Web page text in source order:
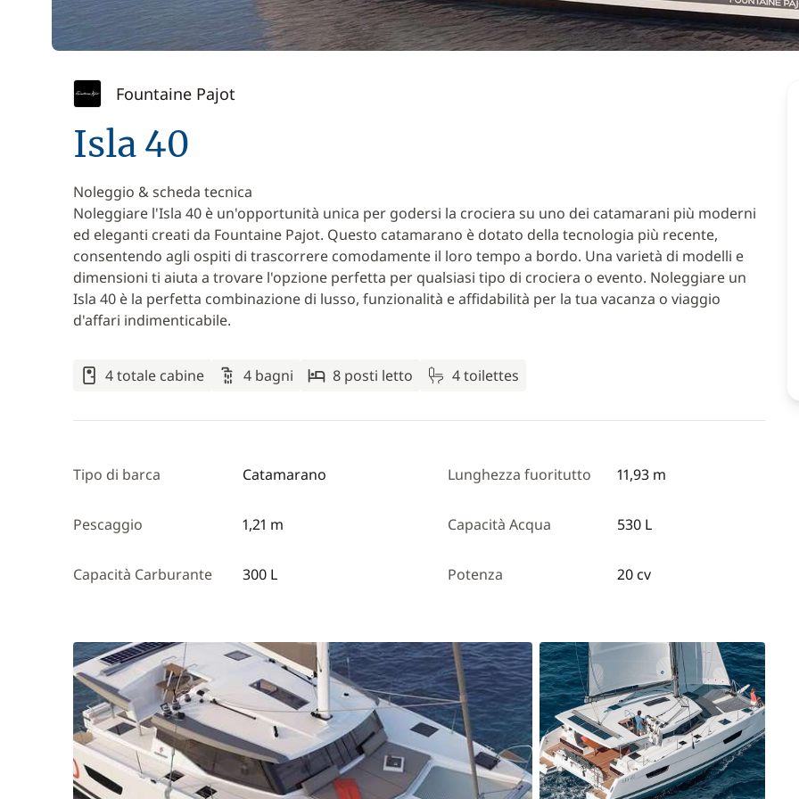
Fountaine Pajot
Isla 40
Noleggio & scheda tecnica
Noleggiare l'Isla 40 è un'opportunità unica per godersi la crociera su uno dei catamarani più moderni
ed eleganti creati da Fountaine Pajot. Questo catamarano è dotato della tecnologia più recente,
consentendo agli ospiti di trascorrere comodamente il loro tempo a bordo. Una varietà di modelli e
dimensioni ti aiuta a trovare l'opzione perfetta per qualsiasi tipo di crociera o evento. Noleggiare un
Isla 40 è la perfetta combinazione di lusso, funzionalità e affidabilità per la tua vacanza o viaggio
d'affari indimenticabile.
4 totale cabine 4 bagni 8 posti letto 4 toilettes
Tipo di barca Catamarano Lunghezza fuoritutto 11,93 m
Pescaggio 1,21 m Capacità Acqua 530 L
Capacità Carburante 300 L Potenza 20 cv